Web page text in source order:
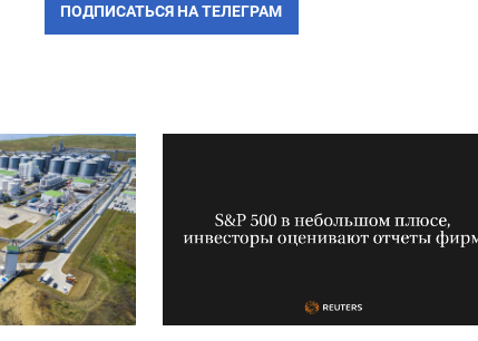
ПОДПИСАТЬСЯ НА ТЕЛЕГРАМ